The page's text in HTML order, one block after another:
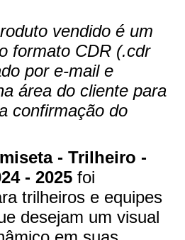
vendido é um
formato CDR (.cdr
por e-mail e
área do cliente para
confirmação do
- Trilheiro -
- 2025 foi
trilheiros e equipes
desejam um visual